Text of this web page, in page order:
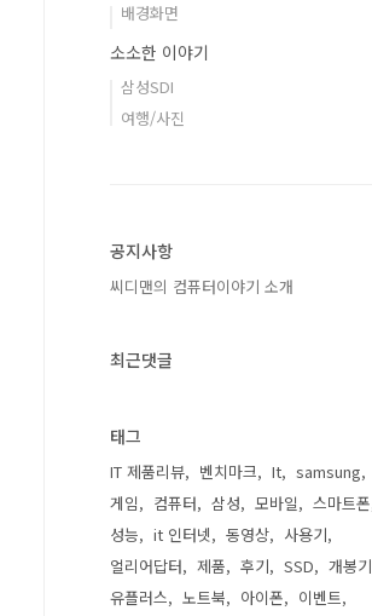
배경화면
소소한 이야기
삼성SDI
여행/사진
공지사항
씨디맨의 컴퓨터이야기 소개
최근댓글
태그
IT 제품리뷰 벤치마크 It
samsung
게임
컴퓨터 삼성 모바일
스마트폰
성능
it 인터넷 동영상
사용기
얼리어답터
제품 후기 SSD
개봉기
유플러스
노트북 아이폰
이벤트